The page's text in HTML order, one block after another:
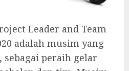
Leader and Team
adalah musim yang
peraih gelar